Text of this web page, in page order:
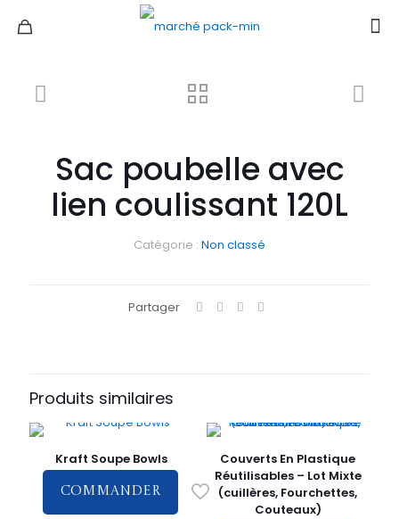
Sac poubelle avec
lien coulissant 120L
Catégorie : Non classé
Partager
Produits similaires
Kraft Soupe Bowls
COMMANDER
Couverts En Plastique
Réutilisables – Lot Mixte
(cuillères, Fourchettes,
Couteaux)